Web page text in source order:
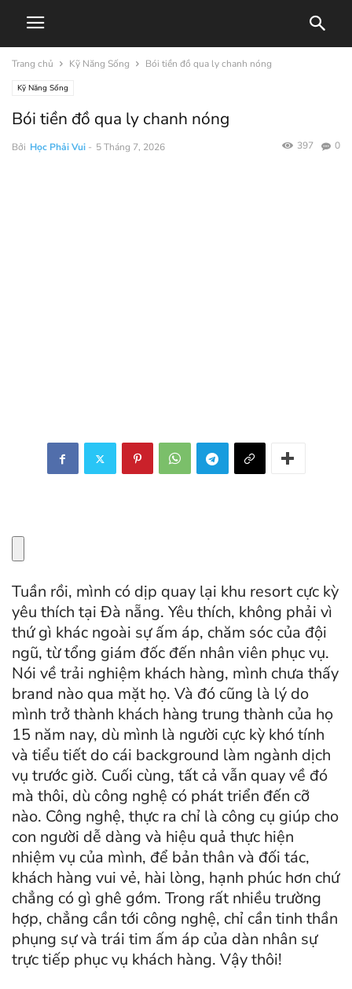
Trang chủ Kỹ Năng Sống Bói tiền đồ qua ly chanh nóng
Kỹ Năng Sống
Bói tiền đồ qua ly chanh nóng
Bởi Học Phải Vui - 5 Tháng 7, 2026 0
397
Tuần rồi, mình có dịp quay lại khu resort cực kỳ
yêu thích tại Đà nẵng. Yêu thích, không phải vì
thứ gì khác ngoài sự ấm áp, chăm sóc của đội
ngũ, từ tổng giám đốc đến nhân viên phục vụ.
Nói về trải nghiệm khách hàng, mình chưa thấy
brand nào qua mặt họ. Và đó cũng là lý do
mình trở thành khách hàng trung thành của họ
15 năm nay, dù mình là người cực kỳ khó tính
và tiểu tiết do cái background làm ngành dịch
vụ trước giờ. Cuối cùng, tất cả vẫn quay về đó
mà thôi, dù công nghệ có phát triển đến cỡ
nào. Công nghệ, thực ra chỉ là công cụ giúp cho
con người dễ dàng và hiệu quả thực hiện
nhiệm vụ của mình, để bản thân và đối tác,
khách hàng vui vẻ, hài lòng, hạnh phúc hơn chứ
chẳng có gì ghê gớm. Trong rất nhiều trường
hợp, chẳng cần tới công nghệ, chỉ cần tinh thần
phụng sự và trái tim ấm áp của dàn nhân sự
trực tiếp phục vụ khách hàng. Vậy thôi!